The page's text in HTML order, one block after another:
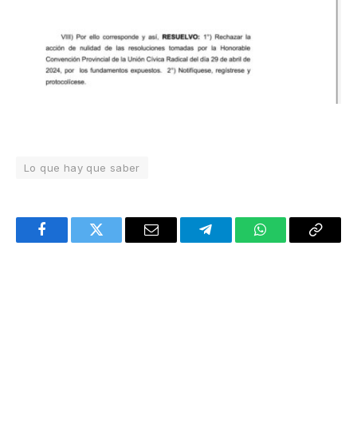
Lo que hay que saber
FacebookTwitter Email TelegramWhatsAppCopy